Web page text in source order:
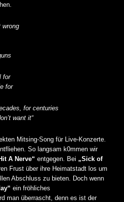
wrong
for
for
for centuries
want it“
Mitsing-Song für Live-Konzerte.
So langsam k0mmen wir
A Nerve“ entgegen. Bei „Sick of
Frust über ihre Heimatstadt los um
Abschluss zu bieten. Doch wenn
ein fröhliches
man überrascht, denn es ist der